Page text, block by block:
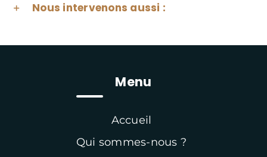
Nous intervenons aussi :
Menu
Accueil
Qui sommes-nous ?